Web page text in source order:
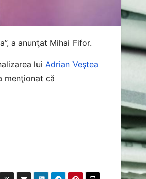
a anunţat Mihai Fifor.
lui Adrian Veştea
menţionat că